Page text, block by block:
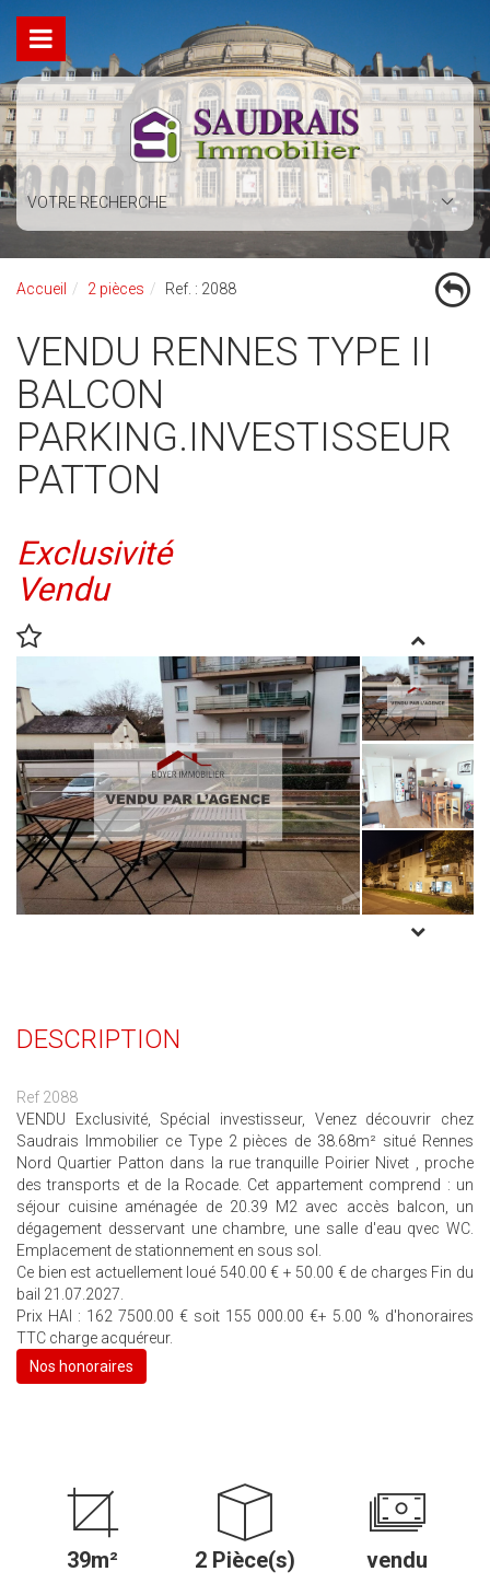
VOTRE RECHERCHE
Accueil 2 pièces Ref. : 2088
VENDU RENNES TYPE II
BALCON
PARKING.INVESTISSEUR
PATTON
Exclusivité
Vendu
DESCRIPTION
Ref 2088
VENDU Exclusivité, Spécial investisseur, Venez découvrir chez
Saudrais Immobilier ce Type 2 pièces de 38.68m² situé Rennes
Nord Quartier Patton dans la rue tranquille Poirier Nivet , proche
des transports et de la Rocade. Cet appartement comprend : un
séjour cuisine aménagée de 20.39 M2 avec accès balcon, un
dégagement desservant une chambre, une salle d'eau qvec WC.
Emplacement de stationnement en sous sol.
Ce bien est actuellement loué 540.00 € + 50.00 € de charges Fin du
bail 21.07.2027.
Prix HAI : 162 7500.00 € soit 155 000.00 €+ 5.00 % d'honoraires
TTC charge acquéreur.
Nos honoraires
39m² 2 Pièce(s) vendu